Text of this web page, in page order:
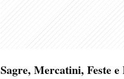
Sagre, Mercatini, Feste